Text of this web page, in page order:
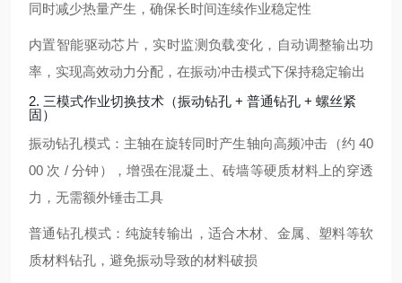
同时减少热量产生，确保长时间连续作业稳定性
内置智能驱动芯片，实时监测负载变化，自动调整输出功
率，实现高效动力分配，在振动冲击模式下保持稳定输出
2. 三模式作业切换技术（振动钻孔 + 普通钻孔 + 螺丝紧
固）
振动钻孔模式：主轴在旋转同时产生轴向高频冲击 （约 40
00 次 / 分钟），增强在混凝土、砖墙等硬质材料上的穿透
力，无需额外锤击工具
普通钻孔模式：纯旋转输出，适合木材、金属、塑料等软
质材料钻孔，避免振动导致的材料破损